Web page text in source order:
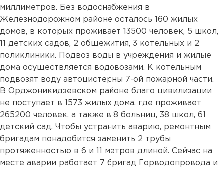
миллиметров. Без водоснабжения в
Железнодорожном районе осталось 160 жилых
домов, в которых проживает 13500 человек, 5 школ,
11 детских садов, 2 общежития, 3 котельных и 2
поликлиники. Подвоз воды в учреждения и жилые
дома осуществляется водовозами. К котельным
подвозят воду автоцистерны 7-ой пожарной части.
В Орджоникидзевском районе благо цивилизации
не поступает в 1573 жилых дома, где проживает
265200 человек, а также в 8 больниц, 38 школ, 61
детский сад. Чтобы устранить аварию, ремонтным
бригадам понадобится заменить 2 трубы
протяженностью в 6 и 11 метров длиной. Сейчас на
месте аварии работает 7 бригад Горводопровода и